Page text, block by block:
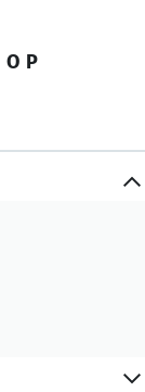
O P